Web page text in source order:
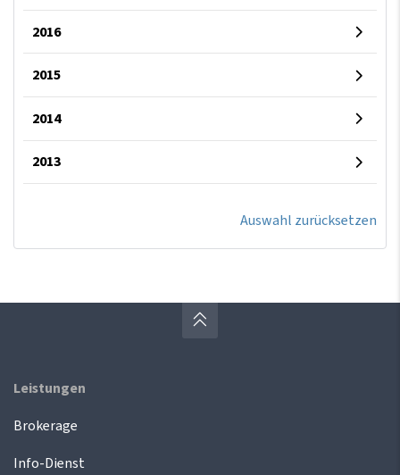
2016
2015
2014
2013
Auswahl zurücksetzen
Leistungen
Brokerage
Info-Dienst